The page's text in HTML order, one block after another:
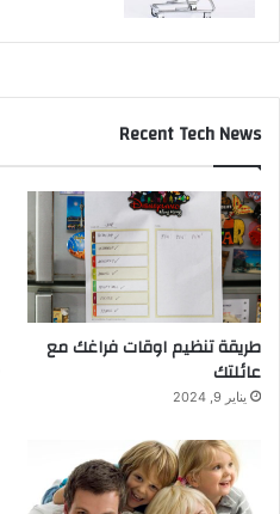
Recent Tech News
طريقة تنظيم اوقات فراغك مع
عائلتك
يناير 9, 2024